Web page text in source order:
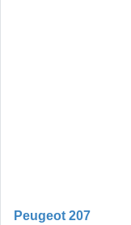
Peugeot 207